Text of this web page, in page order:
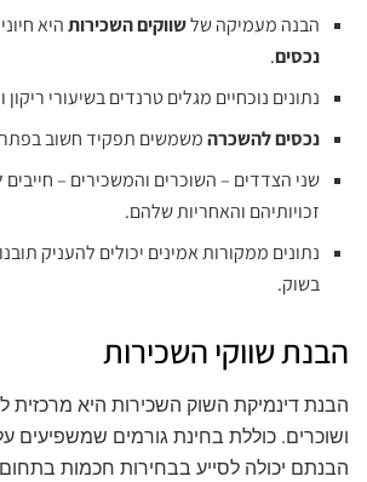
הבנה מעמיקה שלשווקים השכירותהיא
נכסים.
נתונים נוכחיים מגלים טרנדים בשיעורי
נכסים להשכרהמשמשים תפקיד חשוב
שני הצדדים – השוכרים והמשכירים –
זכויותיהם והאחריות שלהם.
נתונים ממקורות אמינים יכולים להעניק
בשוק.
הבנת שווקי השכירות
הבנת דינמיקת השוק השכירות היא מרכזית
ושוכרים. כוללת בחינת גורמים שמשפיעים
הבנתם יכולה לסייע בבחירות חכמות